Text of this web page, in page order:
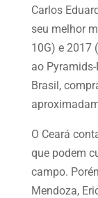
Carlos
seu melhor
10G) e 2017
ao
Brasil,
O Ceará
que podem
campo.
Mendoza,